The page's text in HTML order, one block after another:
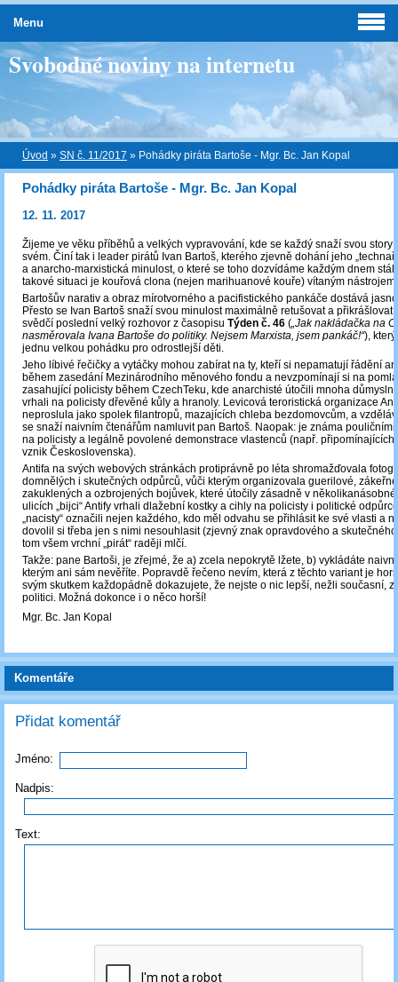
Svobodné noviny na internetu
Úvod » SN č. 11/2017 » Pohádky piráta Bartoše - Mgr. Bc. Jan Kopal
Pohádky piráta Bartoše - Mgr. Bc. Jan Kopal
12. 11. 2017
Žijeme ve věku příběhů a velkých vypravování, kde se každý snaží svou story
svém. Činí tak i leader pirátů Ivan Bartoš, kterého zjevně dohání jeho
a anarcho-marxistická minulost, o které se toho dozvídáme každým dnem
takové situaci je kouřová clona (nejen marihuanové kouře) vítaným nástrojem.
Bartošův narativ a obraz mírotvorného a pacifistického pankáče dostává
Přesto se Ivan Bartoš snaží svou minulost maximálně retušovat a přikrášlovat,
svědčí poslední velký rozhovor z časopisu Týden č. 46 („Jak nakládačka na
nasměrovala Ivana Bartoše do politiky. Nejsem Marxista, jsem pankáč!“),
jednu velkou pohádku pro odrostlejší děti.
Jeho líbivé řečičky a vytáčky mohou zabírat na ty, kteří si nepamatují řádění
během zasedání Mezinárodního měnového fondu a nevzpomínají si na
zasahující policisty během CzechTeku, kde anarchisté útočili mnoha
vrhali na policisty dřevěné kůly a hranoly. Levicová teroristická organizace
neproslula jako spolek filantropů, mazajících chleba bezdomovcům, a
se snaží naivním čtenářům namluvit pan Bartoš. Naopak: je známa pouličními
na policisty a legálně povolené demonstrace vlastenců (např. připomínajících
vznik Československa).
Antifa na svých webových stránkách protiprávně po léta shromažďovala
domnělých i skutečných odpůrců, vůči kterým organizovala guerilové,
zakuklených a ozbrojených bojůvek, které útočily zásadně v
ulicích „bijci“ Antify vrhali dlažební kostky a cihly na policisty i politické
„nacisty“ označili nejen každého, kdo měl odvahu se přihlásit ke své vlasti a
dovolil si třeba jen s nimi nesouhlasit (zjevný znak opravdového a
tom všem vrchní „pirát“ raději mlčí.
Takže: pane Bartoši, je zřejmé, že a) zcela nepokrytě lžete, b) vykládáte
kterým ani sám nevěříte. Popravdě řečeno nevím, která z těchto variant je
svým skutkem každopádně dokazujete, že nejste o nic lepší, nežli současní,
politici. Možná dokonce i o něco horší!
Mgr. Bc. Jan Kopal
Komentáře
Přidat komentář
Jméno:
Nadpis:
Text:
Menu